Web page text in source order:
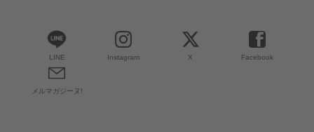
LINE Instagram X Facebook
メルマガジーヌ!